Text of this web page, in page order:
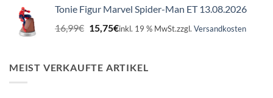
16,99€15,75€.
Tonie Figur Marvel Spider-Man ET 13.08.2026
16,99€ Ursprünglicher
Preis
16,99€
15,75€Aktueller
15,75€.
inkl. 19 % MwSt.zzgl. Versandkosten
MEIST VERKAUFTE ARTIKEL